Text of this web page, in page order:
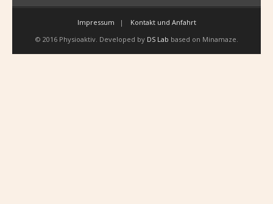
Impressum
Kontakt und Anfahrt
© 2016 Physioaktiv. Developed by DS Lab based on Minamaze.